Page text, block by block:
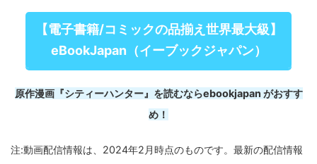
【電子書籍/コミックの品揃え世界最大級】
eBookJapan（イーブックジャパン）
原作漫画『シティーハンター』を読むならebookjapan がおすす
め！
注:動画配信情報は、2024年2月時点のものです。最新の配信情報